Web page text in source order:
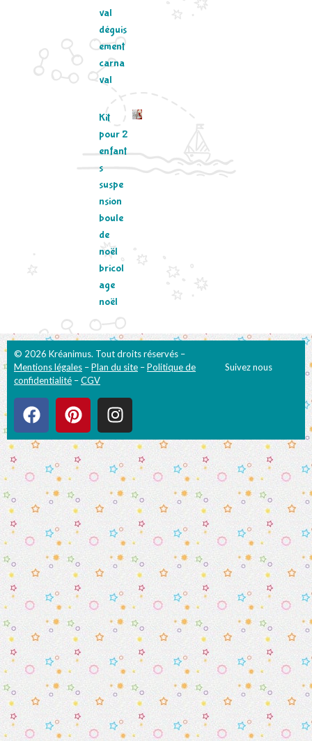
val
déguis
ement
carna
val
Kit
pour 2
enfant
s
suspe
nsion
boule
de
noël
bricol
age
noël
© 2026 Kréanimus. Tout droits réservés –
Mentions légales –Plan du site –Politique de
confidentialité –CGV
Suivez nous